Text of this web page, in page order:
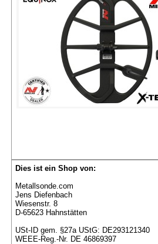
Dies ist ein Shop von:
Metallsonde.com
Jens Diefenbach
Wiesenstr. 8
D-65623 Hahnstätten
USt-ID gem. §27a UStG: DE293121340
WEEE-Reg.-Nr. DE 46869397